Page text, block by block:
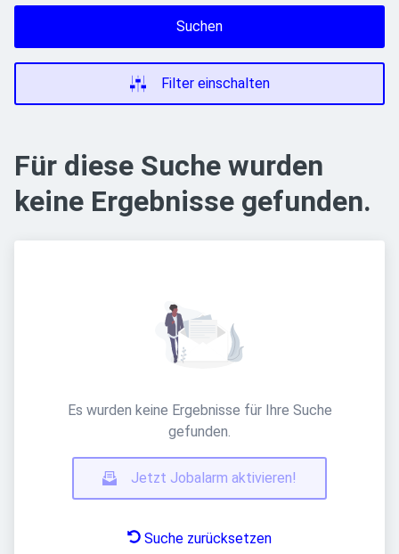
Suchen
Filter einschalten
Für diese Suche wurden
keine Ergebnisse gefunden.
Es wurden keine Ergebnisse für Ihre Suche
gefunden.
Jetzt Jobalarm aktivieren!
Suche zurücksetzen